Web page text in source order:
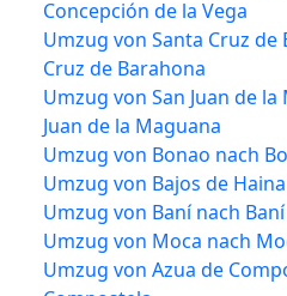
Concepción de la Vega
Umzug von Santa Cruz de
Cruz de Barahona
Umzug von San Juan de
Juan de la Maguana
Umzug von Bonao nach
Umzug von Bajos de
Umzug von Baní nach Baní
Umzug von Moca nach
Umzug von Azua de